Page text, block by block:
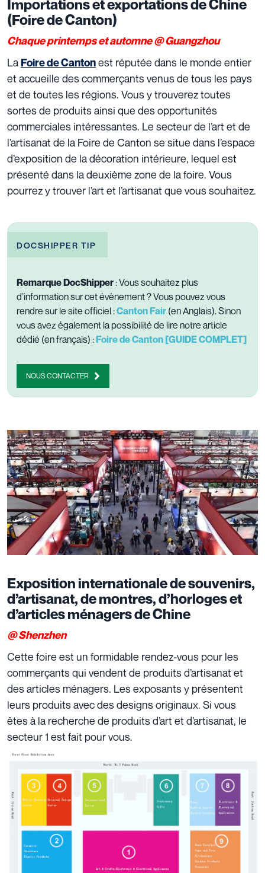
Importations et exportations de Chine
(Foire de Canton)
Chaque printemps et automne @ Guangzhou
LaFoire de Cantonest réputée dans le monde entier
et accueille des commerçants venus de tous les pays
et de toutes les régions. Vous y trouverez toutes
sortes de produits ainsi que des opportunités
commerciales intéressantes. Le secteur de l’art et de
l’artisanat de la Foire de Canton se situe dans l’espace
d’exposition de la décoration intérieure, lequel est
présenté dans la deuxième zone de la foire. Vous
pourrez y trouver l’art et l’artisanat que vous souhaitez.
DOCSHIPPER TIP
Remarque DocShipper : Vous souhaitez plus
d’information sur cet évènement ? Vous pouvez vous
rendre sur le site officiel :Canton Fair (en Anglais). Sinon
vous avez également la possibilité de lire notre article
dédié (en français) :Foire de Canton [GUIDE COMPLET]
NOUS CONTACTER
Exposition internationale de souvenirs,
d’artisanat, de montres, d’horloges et
d’articles ménagers de Chine
@ Shenzhen
Cette foire est un formidable rendez-vous pour les
commerçants qui vendent de produits d’artisanat et
des articles ménagers. Les exposants y présentent
leurs produits avec des designs originaux. Si vous
êtes à la recherche de produits d’art et d’artisanat, le
secteur 1 est fait pour vous.